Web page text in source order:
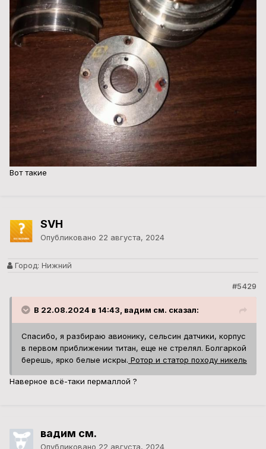
Вот такие
SVH
Опубликовано 22 августа, 2024
Город: Нижний
#5429
В 22.08.2024 в 14:43, вадим см. сказал:
Спасибо, я разбираю авионику, сельсин датчики, корпус
в первом приближении титан, еще не стрелял. Болгаркой
берешь, ярко белые искры. Ротор и статор походу никель
Наверное всё-таки пермаллой ?
вадим см.
Опубликовано 22 августа, 2024